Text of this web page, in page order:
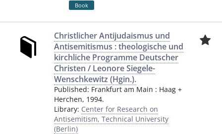
Book
Christlicher Antijudaismus und
Antisemitismus : theologische und
kirchliche Programme Deutscher
Christen / Leonore Siegele-
Wenschkewitz (Hgin.).
Published: Frankfurt am Main : Haag +
Herchen, 1994.
Library: Center for Research on
Antisemitism, Technical University
(Berlin)